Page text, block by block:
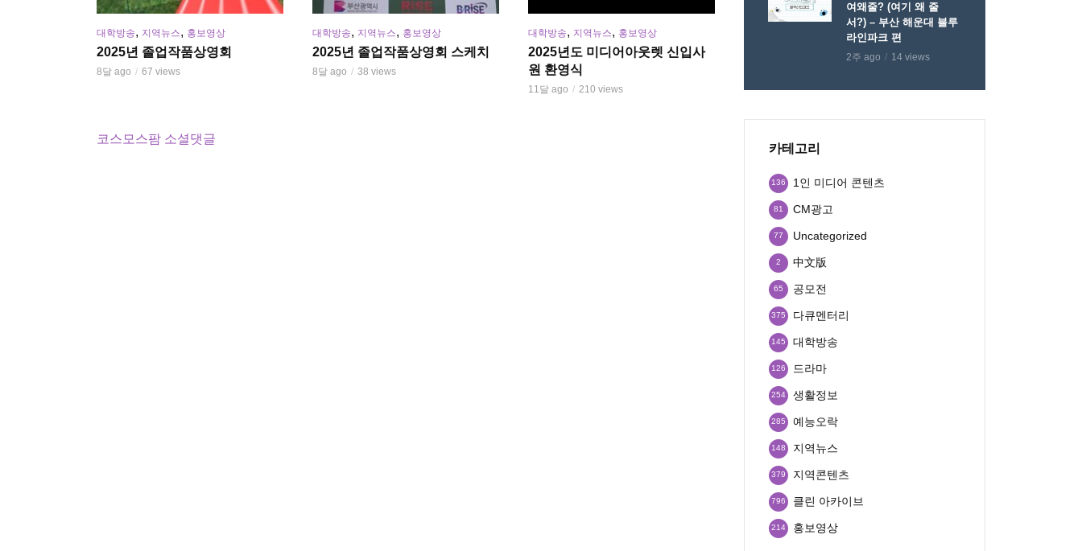
대학방송, 지역뉴스, 홍보영상
2025년 졸업작품상영회
8달 ago 67 views
대학방송, 지역뉴스, 홍보영상
2025년 졸업작품상영회 스케치
8달 ago 38 views
대학방송, 지역뉴스, 홍보영상
2025년도 미디어아웃렛 신입사
원 환영식
11달 ago 210 views
코스모스팜 소셜댓글
여왜줄? (여기 왜 줄
서?) – 부산 해운대 블루
라인파크 편
2주 ago 14 views
카테고리
1인 미디어 콘텐츠
136
CM광고
81
Uncategorized
77
中文版
2
공모전
65
다큐멘터리
375
대학방송
145
드라마
126
생활정보
254
예능오락
285
지역뉴스
148
지역콘텐츠
379
클린 아카이브
796
홍보영상
214